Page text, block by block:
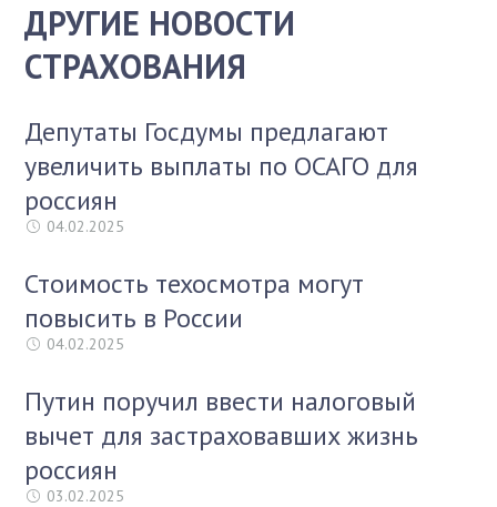
ДРУГИЕ НОВОСТИ
СТРАХОВАНИЯ
Депутаты Госдумы предлагают
увеличить выплаты по ОСАГО для
россиян
04.02.2025
Стоимость техосмотра могут
повысить в России
04.02.2025
Путин поручил ввести налоговый
вычет для застраховавших жизнь
россиян
03.02.2025